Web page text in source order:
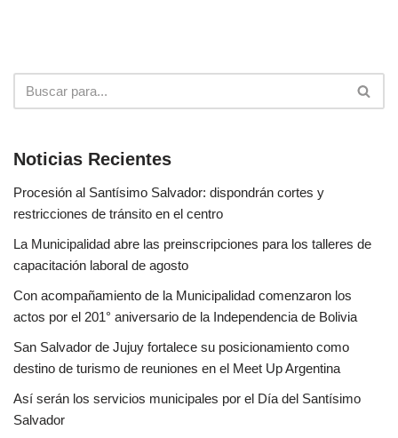
Noticias Recientes
Procesión al Santísimo Salvador: dispondrán cortes y
restricciones de tránsito en el centro
La Municipalidad abre las preinscripciones para los talleres de
capacitación laboral de agosto
Con acompañamiento de la Municipalidad comenzaron los
actos por el 201° aniversario de la Independencia de Bolivia
San Salvador de Jujuy fortalece su posicionamiento como
destino de turismo de reuniones en el Meet Up Argentina
Así serán los servicios municipales por el Día del Santísimo
Salvador